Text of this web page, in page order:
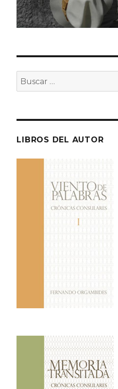
Buscar
por:
LIBROS DEL AUTOR